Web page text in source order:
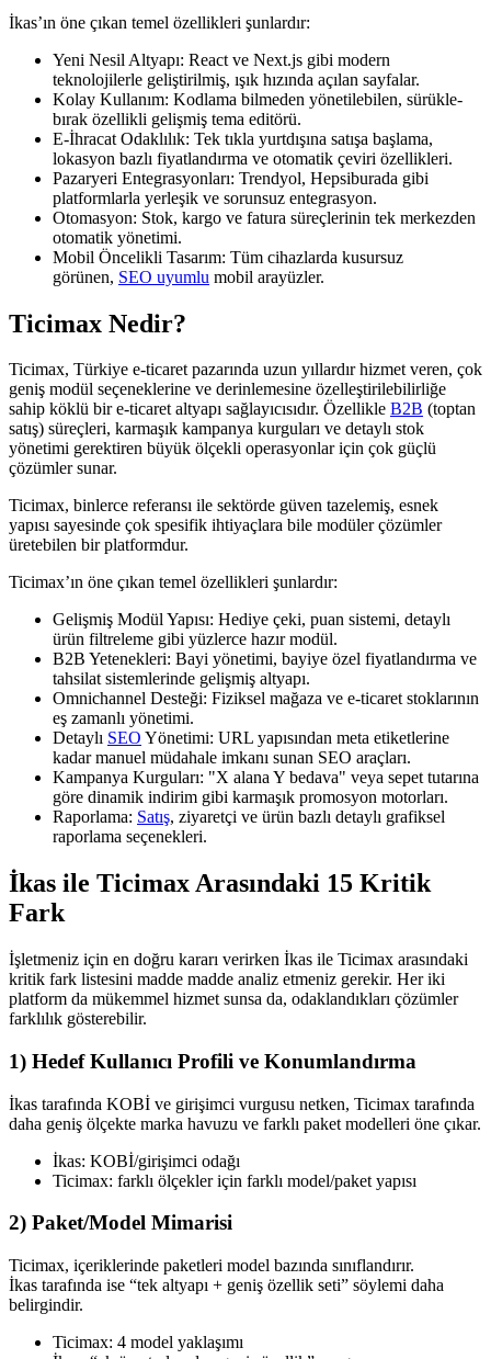
İkas’ın öne çıkan temel özellikleri şunlardır:
Yeni Nesil Altyapı: React ve Next.js gibi modern
teknolojilerle geliştirilmiş, ışık hızında açılan sayfalar.
Kolay Kullanım: Kodlama bilmeden yönetilebilen, sürükle-
bırak özellikli gelişmiş tema editörü.
E-İhracat Odaklılık: Tek tıkla yurtdışına satışa başlama,
lokasyon bazlı fiyatlandırma ve otomatik çeviri özellikleri.
Pazaryeri Entegrasyonları: Trendyol, Hepsiburada gibi
platformlarla yerleşik ve sorunsuz entegrasyon.
Otomasyon: Stok, kargo ve fatura süreçlerinin tek merkezden
otomatik yönetimi.
Mobil Öncelikli Tasarım: Tüm cihazlarda kusursuz
görünen, SEO uyumlu mobil arayüzler.
Ticimax Nedir?
Ticimax, Türkiye e-ticaret pazarında uzun yıllardır hizmet veren, çok
geniş modül seçeneklerine ve derinlemesine özelleştirilebilirliğe
sahip köklü bir e-ticaret altyapı sağlayıcısıdır. Özellikle B2B (toptan
satış) süreçleri, karmaşık kampanya kurguları ve detaylı stok
yönetimi gerektiren büyük ölçekli operasyonlar için çok güçlü
çözümler sunar.
Ticimax, binlerce referansı ile sektörde güven tazelemiş, esnek
yapısı sayesinde çok spesifik ihtiyaçlara bile modüler çözümler
üretebilen bir platformdur.
Ticimax’ın öne çıkan temel özellikleri şunlardır:
Gelişmiş Modül Yapısı: Hediye çeki, puan sistemi, detaylı
ürün filtreleme gibi yüzlerce hazır modül.
B2B Yetenekleri: Bayi yönetimi, bayiye özel fiyatlandırma ve
tahsilat sistemlerinde gelişmiş altyapı.
Omnichannel Desteği: Fiziksel mağaza ve e-ticaret stoklarının
eş zamanlı yönetimi.
Detaylı SEO Yönetimi: URL yapısından meta etiketlerine
kadar manuel müdahale imkanı sunan SEO araçları.
Kampanya Kurguları: "X alana Y bedava" veya sepet tutarına
göre dinamik indirim gibi karmaşık promosyon motorları.
Raporlama: Satış, ziyaretçi ve ürün bazlı detaylı grafiksel
raporlama seçenekleri.
İkas ile Ticimax Arasındaki 15 Kritik
Fark
İşletmeniz için en doğru kararı verirken İkas ile Ticimax arasındaki
kritik fark listesini madde madde analiz etmeniz gerekir. Her iki
platform da mükemmel hizmet sunsa da, odaklandıkları çözümler
farklılık gösterebilir.
1) Hedef Kullanıcı Profili ve Konumlandırma
İkas tarafında KOBİ ve girişimci vurgusu netken, Ticimax tarafında
daha geniş ölçekte marka havuzu ve farklı paket modelleri öne çıkar.
İkas: KOBİ/girişimci odağı
Ticimax: farklı ölçekler için farklı model/paket yapısı
2) Paket/Model Mimarisi
Ticimax, içeriklerinde paketleri model bazında sınıflandırır.
İkas tarafında ise “tek altyapı + geniş özellik seti” söylemi daha
belirgindir.
Ticimax: 4 model yaklaşımı